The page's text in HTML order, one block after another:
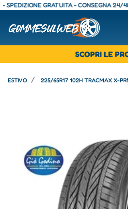
GRATUITA - CONSEGNA 24/48
SCOPRI LE
ESTIVO 225/65R17 102H TRACMAX X-